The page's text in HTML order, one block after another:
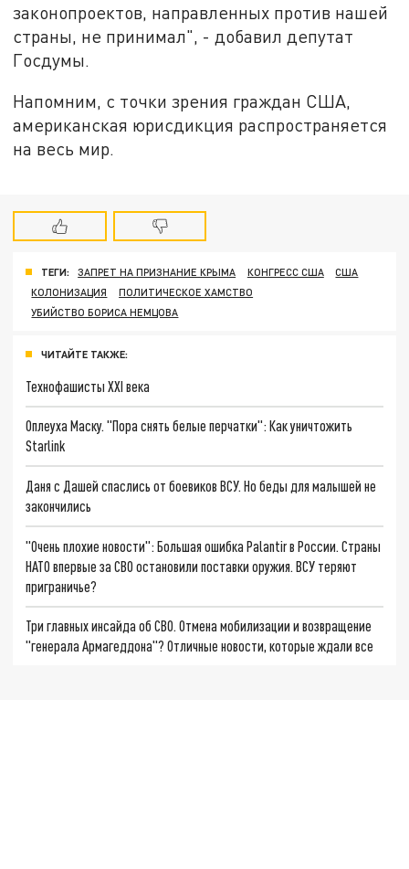
законопроектов, направленных против нашей
страны, не принимал", - добавил депутат
Госдумы.
Напомним, с точки зрения граждан США,
американская юрисдикция распространяется
на весь мир.
ТЕГИ: ЗАПРЕТ НА ПРИЗНАНИЕ КРЫМА КОНГРЕСС США
США
КОЛОНИЗАЦИЯ
ПОЛИТИЧЕСКОЕ ХАМСТВО
УБИЙСТВО БОРИСА НЕМЦОВА
ЧИТАЙТЕ ТАКЖЕ:
Технофашисты XXI века
Оплеуха Маску. "Пора снять белые перчатки": Как уничтожить
Starlink
Даня с Дашей спаслись от боевиков ВСУ. Но беды для малышей не
закончились
"Очень плохие новости": Большая ошибка Palantir в России. Страны
НАТО впервые за СВО остановили поставки оружия. ВСУ теряют
приграничье?
Три главных инсайда об СВО. Отмена мобилизации и возвращение
"генерала Армагеддона"? Отличные новости, которые ждали все